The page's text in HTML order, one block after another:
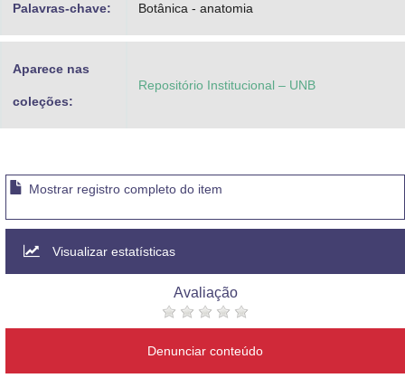
Palavras-chave: Botânica - anatomia
Aparece nas
coleções:
Repositório Institucional – UNB
Mostrar registro completo do item
Visualizar estatísticas
Avaliação
Denunciar conteúdo